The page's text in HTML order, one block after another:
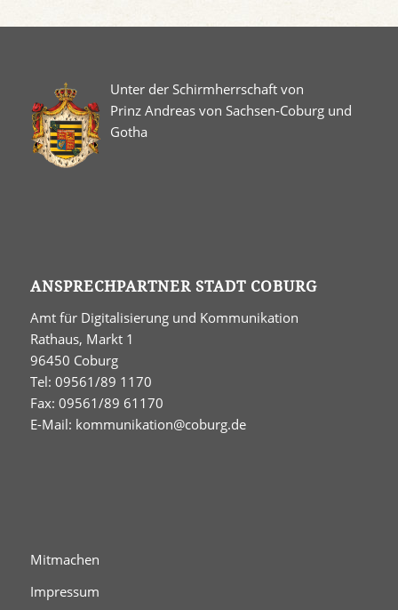
Unter der Schirmherrschaft von
Prinz Andreas von Sachsen-Coburg und
Gotha
ANSPRECHPARTNER STADT COBURG
Amt für Digitalisierung und Kommunikation
Rathaus, Markt 1
96450 Coburg
Tel: 09561/89 1170
Fax: 09561/89 61170
E-Mail: kommunikation@coburg.de
Mitmachen
Impressum